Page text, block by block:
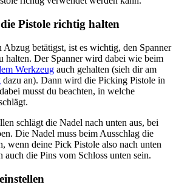
Pistole richtig halten
Abzug betätigst, ist es wichtig, den Spanner
halten. Der Spanner wird dabei wie beim
Werkzeug auch gehalten (sieh dir am
dazu an). Dann wird die Picking Pistole in
musst du beachten, in welche
schlägt die Nadel nach unten aus, bei
Die Nadel muss beim Ausschlag die
wenn deine Pick Pistole also nach unten
auch die Pins vom Schloss unten sein.